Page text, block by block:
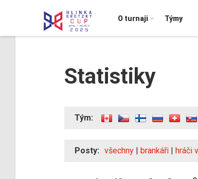
O turnaji Týmy
Statistiky
Tým:
Posty: všechny | brankáři | hráči